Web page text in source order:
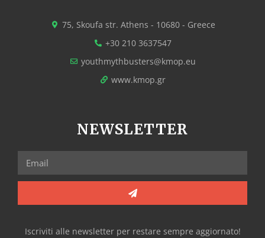
75, Skoufa str. Athens - 10680 - Greece
+30 210 3637547
youthmythbusters@kmop.eu
www.kmop.gr
NEWSLETTER
Iscriviti alle newsletter per restare sempre aggiornato!